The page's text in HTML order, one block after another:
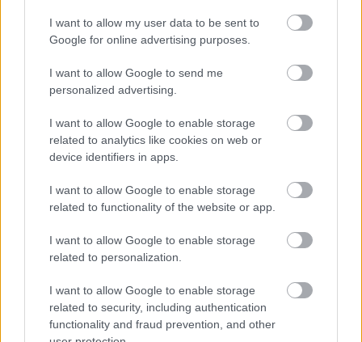
I want to allow my user data to be sent to
Google for online advertising purposes.
I want to allow Google to send me
personalized advertising.
I want to allow Google to enable storage
related to analytics like cookies on web or
device identifiers in apps.
I want to allow Google to enable storage
related to functionality of the website or app.
I want to allow Google to enable storage
related to personalization.
I want to allow Google to enable storage
related to security, including authentication
functionality and fraud prevention, and other
Ha tenyleg fapados legitarsasag, akkor jarhatnanak
vegyes uzemu gepek is, tehat alapbol tehergepnek
van kialakitva es csak a falrol lehajthato, meg a
padlobol felhajthato padok vannak a gepen
(ovekkel, meg falra rogzitett kapaszkodo halokkal). A
rampan keresztul. Ez egyreszt gyors, masreszt olcso,
harmadreszt az utasokkal egyutt tudjak felrakni a
konteneres rakomanyt is. A csomagok szamara
mindenki maga berakja a csomagjat, majd
kiszallaskor kiveszi. Ha ez az amerikai hadsereg
tarsasagnal is bevallhat. A gep ejszaka meg jarhat
tisztan teherforgalomban is. Civil legitarsasagoknal
alaszkaban latni ilyen megoldasokat.
De uzemelt igy anno a balkan airlines is, a gepre az
ajtobol kihajtott lepcson kellett felszallni,